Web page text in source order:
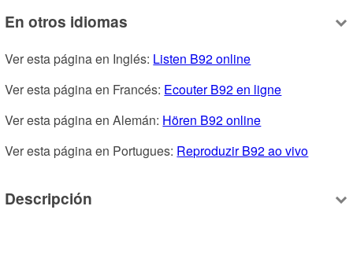
En otros idiomas
Ver esta página en Inglés: Listen B92 online
Ver esta página en Francés: Ecouter B92 en ligne
Ver esta página en Alemán: Hören B92 online
Ver esta página en Portugues: Reproduzir B92 ao vivo
Descripción